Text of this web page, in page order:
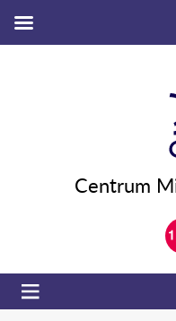
Centrum